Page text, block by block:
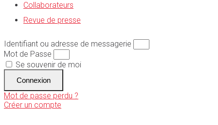
Collaborateurs
Revue de presse
Identifiant ou adresse de messagerie
Mot de Passe
Se souvenir de moi
Connexion
Mot de passe perdu ?
Créer un compte